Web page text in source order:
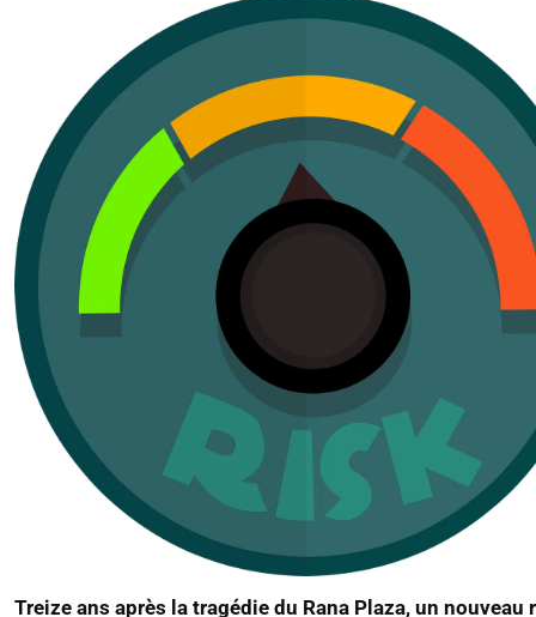
Treize ans après la tragédie du Rana Plaza, un nouveau